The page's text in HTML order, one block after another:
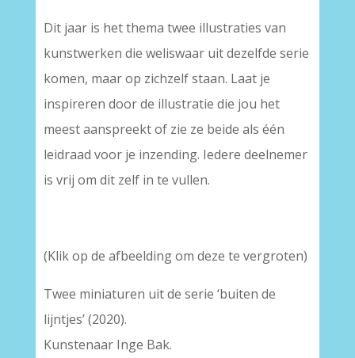
Dit jaar is het thema twee illustraties van
kunstwerken die weliswaar uit dezelfde serie
komen, maar op zichzelf staan. Laat je
inspireren door de illustratie die jou het
meest aanspreekt of zie ze beide als één
leidraad voor je inzending. Iedere deelnemer
is vrij om dit zelf in te vullen.
(Klik op de afbeelding om deze te vergroten)
Twee miniaturen uit de serie ‘buiten de
lijntjes’ (2020).
Kunstenaar Inge Bak.